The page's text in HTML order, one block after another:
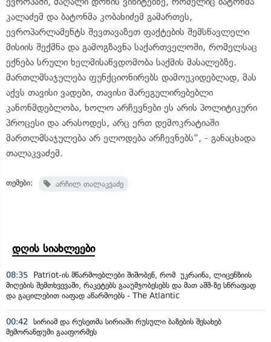
კალაძემ და ბატონმა კობახიძემ გამართეს,
ევროპარლამენტს შევთავაზეთ ფაქტების შემსწავლელი
მისიის შექმნა და გამოგზავნა საქართველოში, რომელსაც
ექნება სრული ხელმისაწვდომობა საქმის მასალებზე.
მართლმსაჯულება ფუნქციონირებს დამოუკიდებლად, მას
აქვს თავისი ვადები, თავისი მარეგულირებებლი
კანონმდებლობა, ხოლო არჩევნები ეს არის პოლიტიკური
პროცესი და არასოდეს, არც ერთ დემოკრატიაში
მართლმსაჯულება არ ელოდება არჩევნებს“, - განაცხადა
თალაკვაძემ.
თემები: არჩილ თალაკვაძე
დღის სიახლეები
08:35
Patriot-ის მწარმოებლები შიშობენ, რომ უკრაინა, ლიცენზიის
მიღების შემთხვევაში, რაკეტებს გააუმჯობესებს და მათ აშშ-ზე სწრაფად
და გაცილებით იაფად აწარმოებს - The Atlantic
00:42 სირიამ და რუსეთმა სირიაში რუსული ბაზების შესახებ
მემორანდუმი გააფორმეს